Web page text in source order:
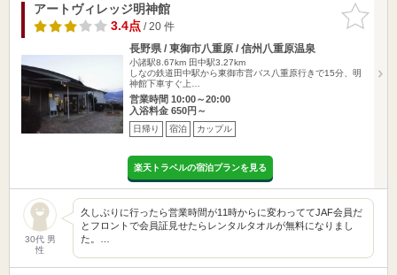
お気に入
りに追加
アートヴィレッジ明神館
3.4点/ 20 件
長野県 / 東御市八重原 / 信州八重原温泉
小諸駅8.67km 田中駅3.27km
しなの鉄道田中駅から東御市営バス八重原行きで15分、明
神館下車すぐ上…
営業時間 10:00～20:00
入浴料金 650円～
日帰り 宿泊 カップル
楽天トラベルの宿泊プランを見る
30代 男
性
久しぶりに行ったら営業時間が11時からに変わっててJAF会員だ
とフロントで会員証見せたらレンタルタオルが無料になりまし
た。…